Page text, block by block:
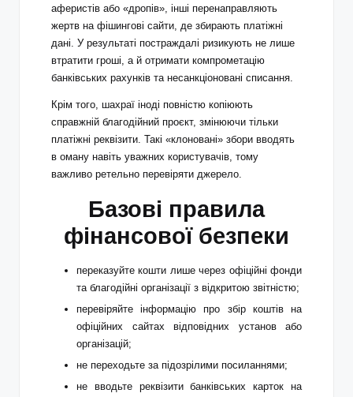
аферистів або «дропів», інші перенаправляють
жертв на фішингові сайти, де збирають платіжні
дані. У результаті постраждалі ризикують не лише
втратити гроші, а й отримати компрометацію
банківських рахунків та несанкціоновані списання.
Крім того, шахраї іноді повністю копіюють
справжній благодійний проєкт, змінюючи тільки
платіжні реквізити. Такі «клоновані» збори вводять
в оману навіть уважних користувачів, тому
важливо ретельно перевіряти джерело.
Базові правила
фінансової безпеки
переказуйте кошти лише через офіційні фонди
та благодійні організації з відкритою звітністю;
перевіряйте інформацію про збір коштів на
офіційних сайтах відповідних установ або
організацій;
не переходьте за підозрілими посиланнями;
не вводьте реквізити банківських карток на